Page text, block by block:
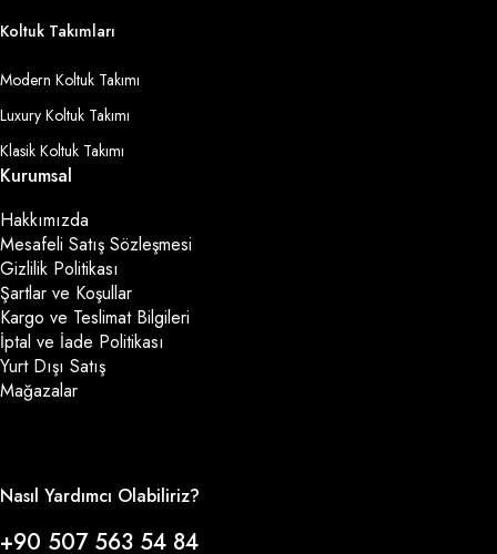
Koltuk Takımları
Modern Koltuk Takımı
Luxury Koltuk Takımı
Klasik Koltuk Takımı
Kurumsal
Hakkımızda
Mesafeli Satış Sözleşmesi
Gizlilik Politikası
Şartlar ve Koşullar
Kargo ve Teslimat Bilgileri
İptal ve İade Politikası
Yurt Dışı Satış
Mağazalar
Nasıl Yardımcı Olabiliriz?
+90 507 563 54 84